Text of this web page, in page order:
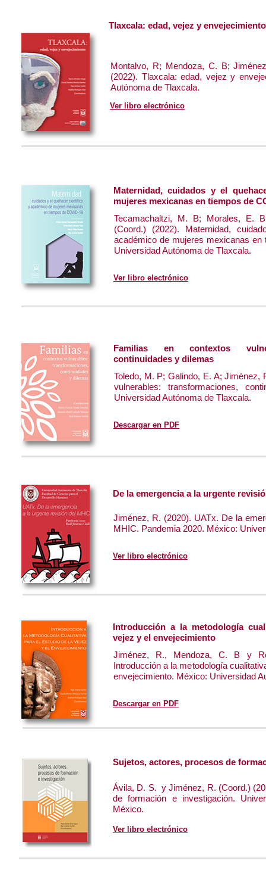
Tlaxcala: edad, vejez y envejecimiento
Montalvo, R; Mendoza, C. B;
(2022). Tlaxcala: edad, vejez y
Autónoma de Tlaxcala.
Ver libro electrónico
Maternidad, cuidados y el
mujeres mexicanas en tiempos de
Tecamachaltzi, M. B; Morales, E.
(Coord.) (2022). Maternidad,
académico de mujeres mexicanas
Universidad Autónoma de Tlaxcala.
Ver libro electrónico
Familias en contextos
continuidades y dilemas
Toledo, M. P; Galindo, E. A; Jiménez,
vulnerables: transformaciones,
Universidad Autónoma de Tlaxcala.
Descargar en PDF
De la emergencia a la urgente
Jiménez, R. (2020). UATx. De la
MHIC. Pandemia 2020. México:
Ver libro electrónico
Introducción a la metodología
vejez y el envejecimiento
Jiménez, R., Mendoza, C. B y
Introducción a la metodología
envejecimiento. México: Universidad
Descargar en PDF
Sujetos, actores, procesos de
Ávila, D. S. y Jiménez, R. (Coord.)
de formación e investigación.
México.
Ver libro electrónico